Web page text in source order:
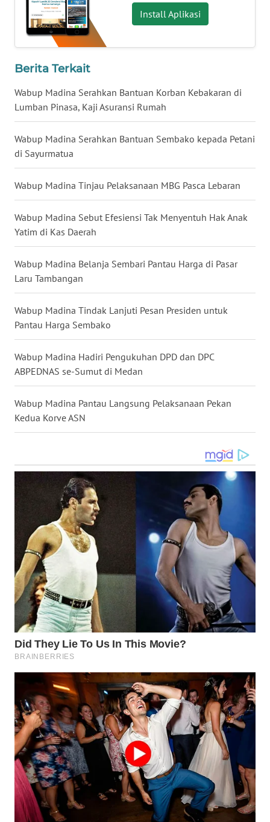
Install Aplikasi
Berita Terkait
Wabup Madina Serahkan Bantuan Korban Kebakaran di
Lumban Pinasa, Kaji Asuransi Rumah
Wabup Madina Serahkan Bantuan Sembako kepada Petani
di Sayurmatua
Wabup Madina Tinjau Pelaksanaan MBG Pasca Lebaran
Wabup Madina Sebut Efesiensi Tak Menyentuh Hak Anak
Yatim di Kas Daerah
Wabup Madina Belanja Sembari Pantau Harga di Pasar
Laru Tambangan
Wabup Madina Tindak Lanjuti Pesan Presiden untuk
Pantau Harga Sembako
Wabup Madina Hadiri Pengukuhan DPD dan DPC
ABPEDNAS se-Sumut di Medan
Wabup Madina Pantau Langsung Pelaksanaan Pekan
Kedua Korve ASN
WN
MALUKU
WN
WN
DANAU
TOBA
WN
NIAS
WN
LANGKAT
WN
TAPANULI
SELATAN
WN
TANJUNG
LESUNG
WN
KARO
WN
SIMALUNGUN
WN
LABUHANBATU
WN
TAPANULI
TENGAH
WN DELI
SERDANG
WN
TINGGI
WN
PAKPAK
WN
KARAWANG
WN
BEKASI